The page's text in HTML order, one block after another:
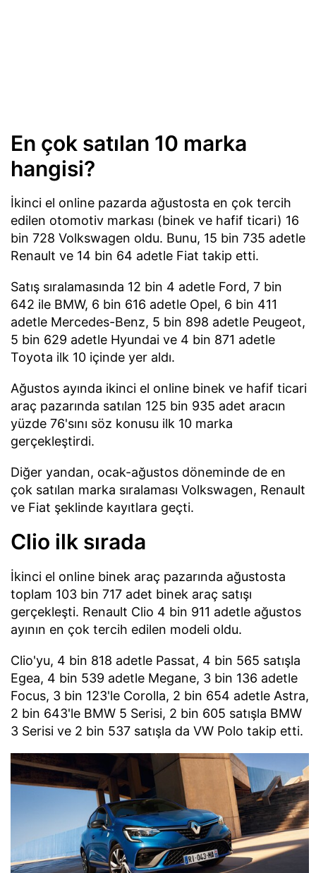
En çok satılan 10 marka
hangisi?
İkinci el online pazarda ağustosta en çok tercih
edilen otomotiv markası (binek ve hafif ticari) 16
bin 728 Volkswagen oldu. Bunu, 15 bin 735 adetle
Renault ve 14 bin 64 adetle Fiat takip etti.
Satış sıralamasında 12 bin 4 adetle Ford, 7 bin
642 ile BMW, 6 bin 616 adetle Opel, 6 bin 411
adetle Mercedes-Benz, 5 bin 898 adetle Peugeot,
5 bin 629 adetle Hyundai ve 4 bin 871 adetle
Toyota ilk 10 içinde yer aldı.
Ağustos ayında ikinci el online binek ve hafif ticari
araç pazarında satılan 125 bin 935 adet aracın
yüzde 76'sını söz konusu ilk 10 marka
gerçekleştirdi.
Diğer yandan, ocak-ağustos döneminde de en
çok satılan marka sıralaması Volkswagen, Renault
ve Fiat şeklinde kayıtlara geçti.
Clio ilk sırada
İkinci el online binek araç pazarında ağustosta
toplam 103 bin 717 adet binek araç satışı
gerçekleşti. Renault Clio 4 bin 911 adetle ağustos
ayının en çok tercih edilen modeli oldu.
Clio'yu, 4 bin 818 adetle Passat, 4 bin 565 satışla
Egea, 4 bin 539 adetle Megane, 3 bin 136 adetle
Focus, 3 bin 123'le Corolla, 2 bin 654 adetle Astra,
2 bin 643'le BMW 5 Serisi, 2 bin 605 satışla BMW
3 Serisi ve 2 bin 537 satışla da VW Polo takip etti.